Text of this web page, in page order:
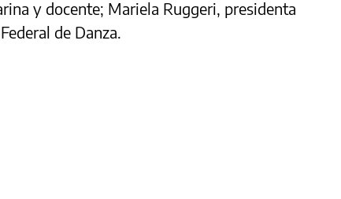
y docente; Mariela Ruggeri, presidenta
de Danza.